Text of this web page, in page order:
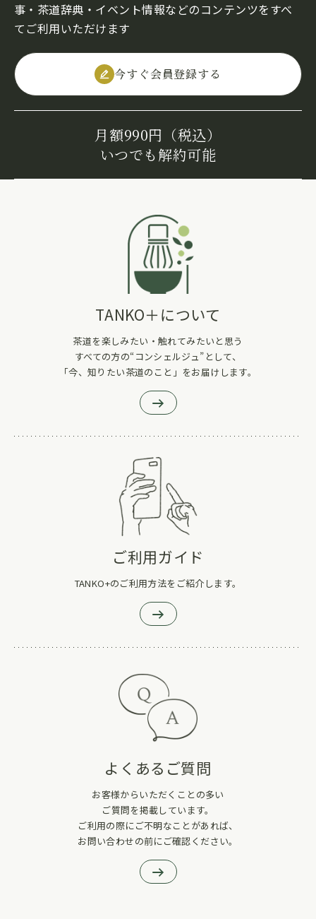
事・茶道辞典・イベント情報などのコンテンツをすべ
てご利用いただけます
今すぐ会員登録する
月額990円（税込）
いつでも解約可能
TANKO＋について
茶道を楽しみたい・触れてみたいと思う
すべての方の“コンシェルジュ”として、
「今、知りたい茶道のこと」をお届けします。
ご利用ガイド
TANKO+のご利用方法をご紹介します。
よくあるご質問
お客様からいただくことの多い
ご質問を掲載しています。
ご利用の際にご不明なことがあれば、
お問い合わせの前にご確認ください。